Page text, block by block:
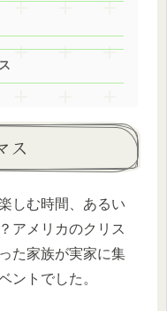
ス
しむ時間、あるい
アメリカのクリス
た家族が実家に集
ントでした。